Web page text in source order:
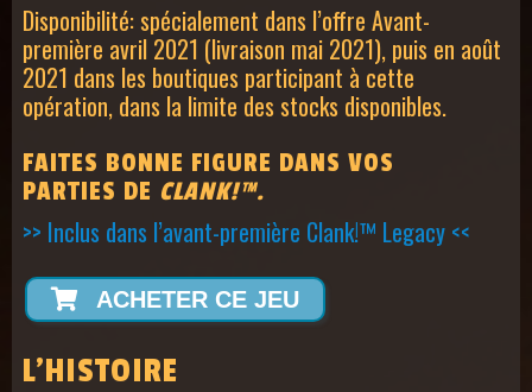
Disponibilité: spécialement dans l’offre Avant-
première avril 2021 (livraison mai 2021), puis en août
2021 dans les boutiques participant à cette
opération, dans la limite des stocks disponibles.
FAITES BONNE FIGURE DANS VOS
PARTIES DE CLANK!™.
>> Inclus dans l’avant-première Clank!™ Legacy <<
ACHETER CE JEU
L’HISTOIRE